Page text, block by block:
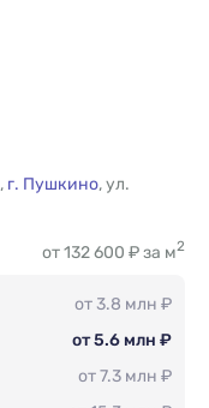
, г. Пушкино,ул.
от 132 600 ₽ за м2
от 3.8 млн ₽
от 5.6 млн ₽
от 7.3 млн ₽